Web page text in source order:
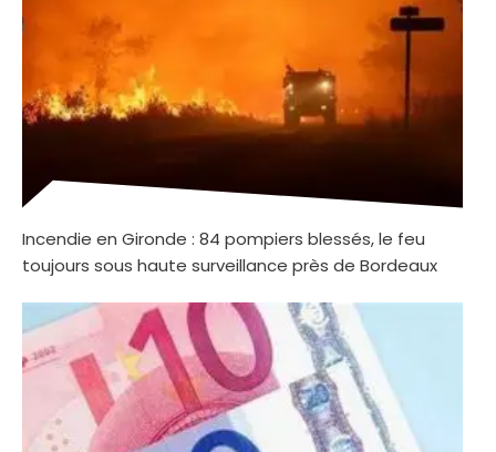
Incendie en Gironde : 84 pompiers blessés, le feu
toujours sous haute surveillance près de Bordeaux